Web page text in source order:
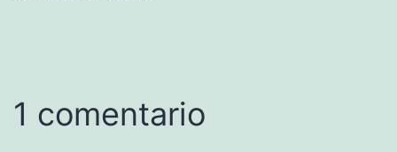
1 comentario